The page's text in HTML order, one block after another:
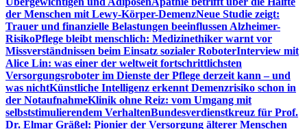
der Menschen mit Lewy-Körper-DemenzNeue Studie zeigt:
Trauer und finanzielle Belastungen beeinflussen Alzheimer-
RisikoPflege bleibt menschlich: Medizinethiker warnt vor
Missverständnissen beim Einsatz sozialer RoboterInterview mit
Alice Lin: was einer der weltweit fortschrittlichsten
Versorgungsroboter im Dienste der Pflege derzeit kann – und
was nichtKünstliche Intelligenz erkennt Demenzrisiko schon in
der NotaufnahmeKlinik ohne Reiz: vom Umgang mit
selbststimulierendem VerhaltenBundesverdienstkreuz für Prof.
Dr. Elmar Gräßel: Pionier der Versorgung älterer Menschen